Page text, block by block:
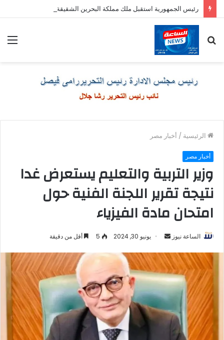
رئيس الجمهورية استقبل ملك مملكة البحرين الشقيقة
عن
الرئيسية / أخبار مصر
أخبار مصر
وزير التربية والتعليم يستعرض غدا
نتيجة تقرير اللجنة الفنية حول
امتحان مادة الفيزياء
الساعة نيوز
أرسل
إلكترونيا
يونيو 30, 2024 5 أقل من دقيقة